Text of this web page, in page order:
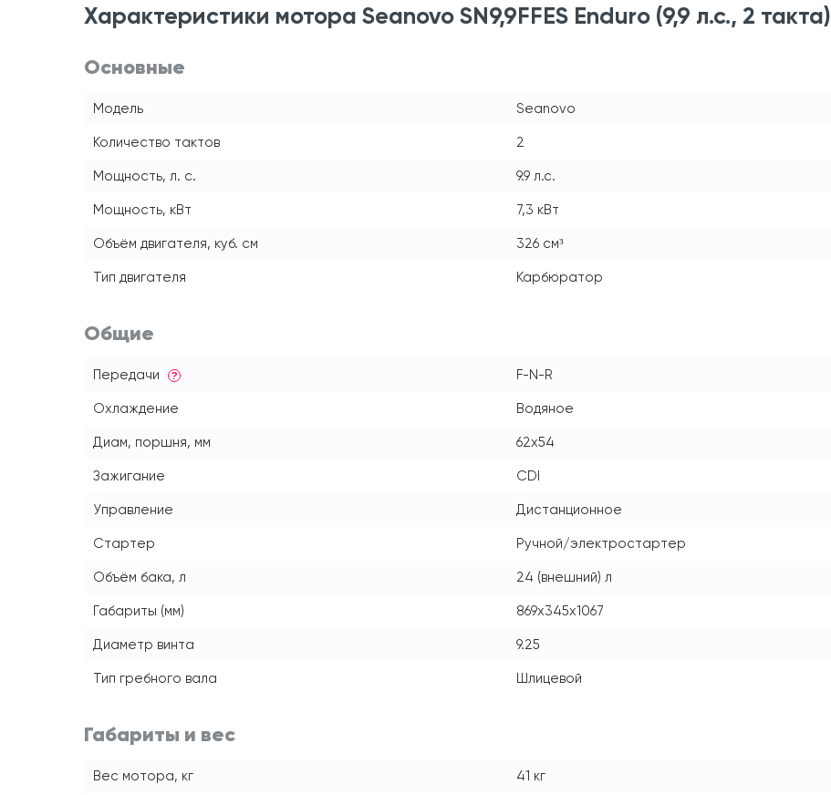
Характеристики мотора Seanovo SN9,9FFES Enduro (9,9 л.с., 2 такта)
Основные
Модель Seanovo
Количество тактов 2
Мощность, л. с. 9.9 л.с.
Мощность, кВт 7,3 кВт
Объём двигателя, куб. см 326 см³
Тип двигателя Карбюратор
Общие
Передачи ? F-N-R
Охлаждение Водяное
Диам, поршня, мм 62x54
Зажигание CDI
Управление Дистанционное
Стартер Ручной/электростартер
Объём бака, л 24 (внешний) л
Габариты (мм) 869x345x1067
Диаметр винта 9.25
Тип гребного вала Шлицевой
Габариты и вес
Вес мотора, кг 41 кг